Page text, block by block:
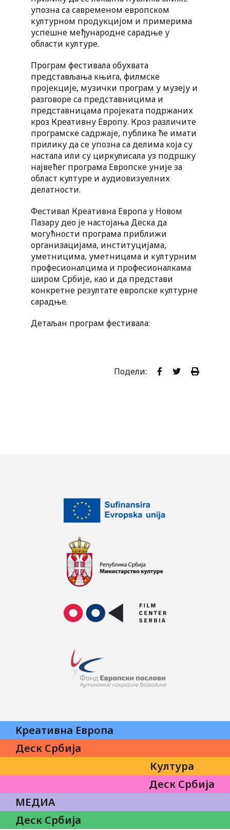
упозна са савременом европском
културном продукцијом и примерима
успешне међународне сарадње у
области културе.
Програм фестивала обухвата
представљања књига, филмске
пројекције, музички програм у музеју и
разговоре са представницима и
представницама пројеката подржаних
кроз Креативну Европу. Кроз различите
програмске садржаје, публика ће имати
прилику да се упозна са делима која су
настала или су циркулисала уз подршку
највећег програма Европске уније за
област културе и аудиовизуелних
делатности.
Фестивал Креативна Европа у Новом
Пазару део је настојања Деска да
могућности програма приближи
организацијама, институцијама,
уметницима, уметницама и културним
професионалцима и професионалкама
широм Србије, као и да представи
конкретне резултате европске културне
сарадње.
Детаљан програм фестивала:
Подели:
Kреативна Eвропа
Култура
МЕДИА
Деск Србија
Деск Србија
Деск Србија